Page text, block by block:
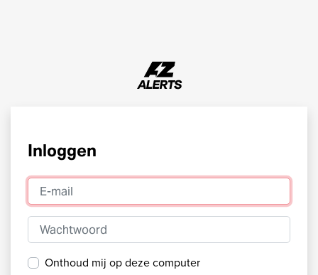
Inloggen
E-mail
Wachtwoord
Onthoud mij op deze computer